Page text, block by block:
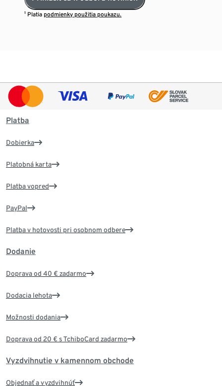
¹ Platia podmienky použitia poukazu.
Platba
Dobierka
Platobná karta
Platba vopred
PayPal
Platba v hotovosti pri osobnom odbere
Dodanie
Doprava od 40 € zadarmo
Dodacia lehota
Možnosti dodania
Doprava od 20 € s TchiboCard zadarmo
Vyzdvihnutie v kamennom obchode
Objednať a vyzdvihnúť